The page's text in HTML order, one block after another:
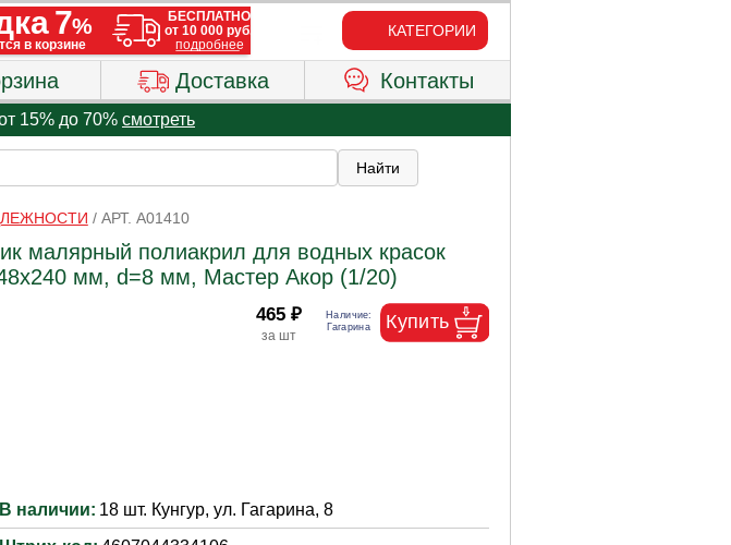
КАТЕГОРИИ
Доставка Контакты
15% до 70% смотреть
/ АРТ. A01410
малярный полиакрил для водных красок
мм, d=8 мм, Мастер Акор (1/20)
465 ₽
В наличии: 18 шт. Кунгур, ул. Гагарина, 8